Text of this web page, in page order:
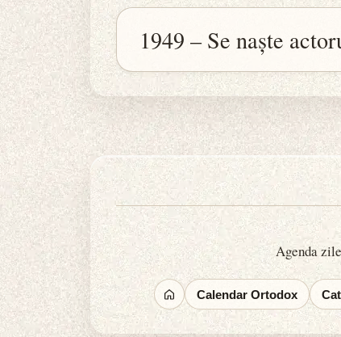
1949 – Se naște
Agenda
Calendar Ortodox